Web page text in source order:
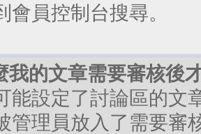
會員控制台搜尋。
我的文章需要審核後
能設定了討論區的文
管理員放入了需要審